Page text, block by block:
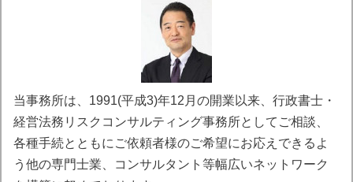
当事務所は、1991(平成3)年12月の開業以来、行政書士・
経営法務リスクコンサルティング事務所としてご相談、
各種手続とともにご依頼者様のご希望にお応えできるよ
う他の専門士業、コンサルタント等幅広いネットワーク